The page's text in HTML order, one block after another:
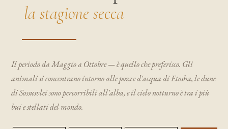
la stagione secca
Il periodo da Maggio a Ottobre — è quello che preferisco. Gli
animali si concentrano intorno alle pozze d'acqua di Etosha, le dune
di Sossusvlei sono percorribili all'alba, e il cielo notturno è tra i più
bui e stellati del mondo.